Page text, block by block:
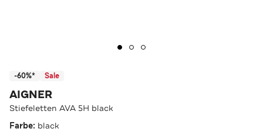
-60%* Sale
AIGNER
Stiefeletten AVA 5H black
Farbe: black